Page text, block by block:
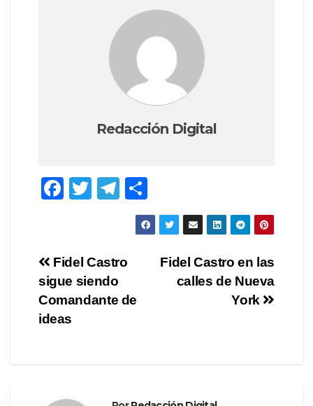
Redacción Digital
F
e
b
o
o
T
er
T
el
gr
m
o
m
Navegación
de
entradas
Fidel Castro en las
calles de Nueva
York
Fidel Castro
sigue siendo
Comandante de
ideas